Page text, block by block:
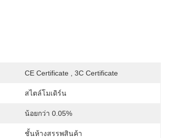
CE Certificate , 3C Certificate
สไตล์โมเดิร์น
น้อยกว่า 0.05%
ชั้นห้างสรรพสินค้า